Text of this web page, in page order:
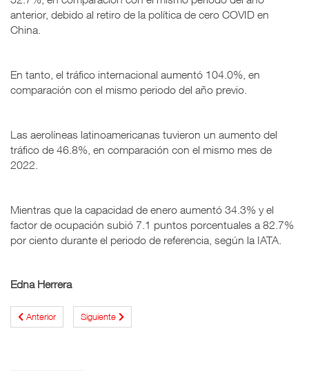
anterior, debido al retiro de la política de cero COVID en
China.
En tanto, el tráfico internacional aumentó 104.0%, en
comparación con el mismo periodo del año previo.
Las aerolíneas latinoamericanas tuvieron un aumento del
tráfico de 46.8%, en comparación con el mismo mes de
2022.
Mientras que la capacidad de enero aumentó 34.3% y el
factor de ocupación subió 7.1 puntos porcentuales a 82.7%
por ciento durante el periodo de referencia, según la IATA.
Edna Herrera
Anterior Siguiente